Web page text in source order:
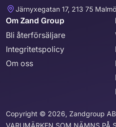
Järnyxegatan 17, 213 75
Om Zand Group
Bli återförsäljare
Integritetspolicy
Om oss
Copyright © 2026, Zandgroup AB